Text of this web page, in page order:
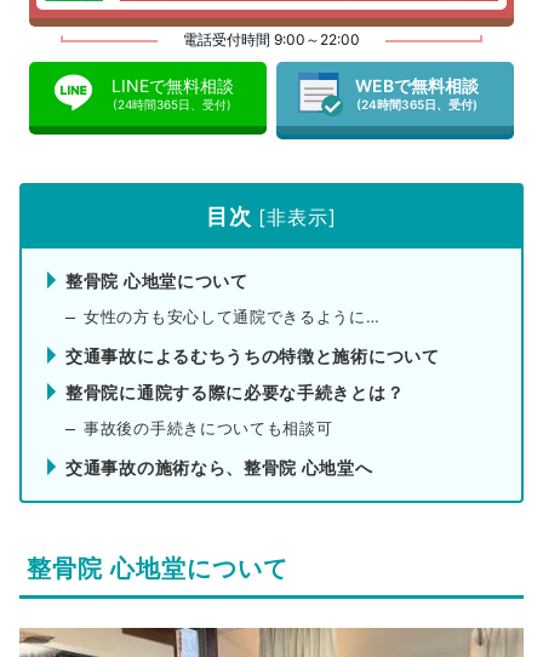
電話受付時間 9:00～22:00
LINEで無料相談
(24時間365日、受付)
WEBで無料相談
(24時間365日、受付)
目次 [非表示]
整骨院 心地堂について
女性の方も安心して通院できるように…
交通事故によるむちうちの特徴と施術について
整骨院に通院する際に必要な手続きとは？
事故後の手続きについても相談可
交通事故の施術なら、整骨院 心地堂へ
整骨院 心地堂について